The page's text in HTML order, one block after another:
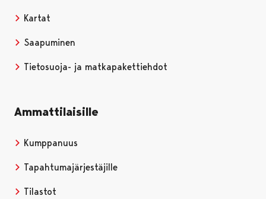
Kartat
Saapuminen
Tietosuoja- ja matkapakettiehdot
Ammattilaisille
Kumppanuus
Tapahtumajärjestäjille
Tilastot